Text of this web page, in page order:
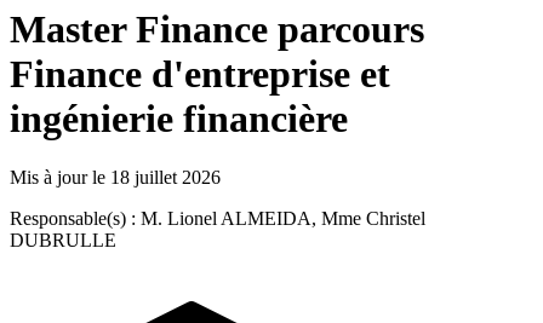
Master Finance parcours
Finance d'entreprise et
ingénierie financière
Mis à jour le 18 juillet 2026
Responsable(s) : M. Lionel ALMEIDA, Mme Christel
DUBRULLE